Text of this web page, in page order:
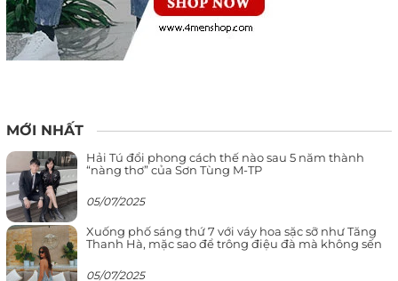
MỚI NHẤT
Hải Tú đổi phong cách thế nào sau 5 năm thành
“nàng thơ” của Sơn Tùng M-TP
05/07/2025
Xuống phố sáng thứ 7 với váy hoa sặc sỡ như Tăng
Thanh Hà, mặc sao để trông điệu đà mà không sến
05/07/2025